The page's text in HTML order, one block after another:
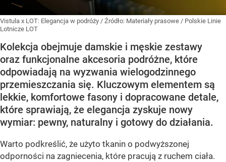
Vistula x LOT: Elegancja w podróży / Źródło: Materiały prasowe / Polskie Linie
Lotnicze LOT
Kolekcja obejmuje damskie i męskie zestawy
oraz funkcjonalne akcesoria podróżne, które
odpowiadają na wyzwania wielogodzinnego
przemieszczania się. Kluczowym elementem są
lekkie, komfortowe fasony i dopracowane detale,
które sprawiają, że elegancja zyskuje nowy
wymiar: pewny, naturalny i gotowy do działania.
Warto podkreślić, że użyto tkanin o podwyższonej
odporności na zagniecenia, które pracują z ruchem ciała.